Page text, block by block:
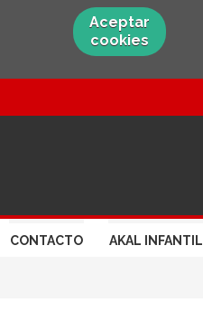
Aceptar
cookies
CONTACTO AKAL INFANTIL